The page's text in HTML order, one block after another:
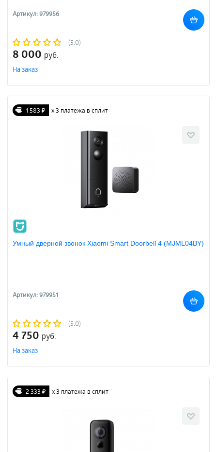
Артикул: 979956
(5.0)
8 000 руб.
На заказ
1 583 ₽ х 3 платежа в сплит
Умный дверной звонок Xiaomi Smart Doorbell 4 (MJML04BY)
Артикул: 979951
(5.0)
4 750 руб.
На заказ
2 333 ₽ х 3 платежа в сплит